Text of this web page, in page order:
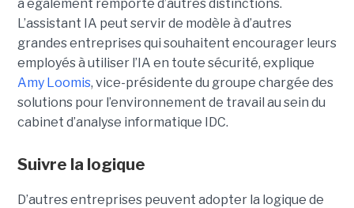
a également remporté d’autres distinctions.
L’assistant IA peut servir de modèle à d’autres
grandes entreprises qui souhaitent encourager leurs
employés à utiliser l’IA en toute sécurité, explique
Amy Loomis, vice-présidente du groupe chargée des
solutions pour l’environnement de travail au sein du
cabinet d’analyse informatique IDC.
Suivre la logique
D’autres entreprises peuvent adopter la logique de